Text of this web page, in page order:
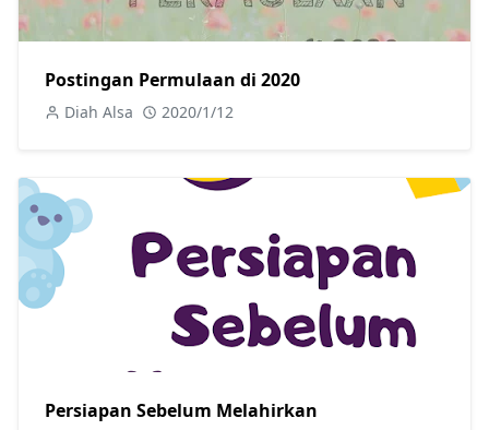
Postingan Permulaan di 2020
Diah Alsa 2020/1/12
Persiapan Sebelum Melahirkan